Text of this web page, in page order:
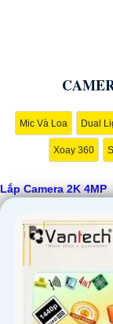
Mic Và Loa Dual
Xoay 360
Lắp Camera 2K 4MP